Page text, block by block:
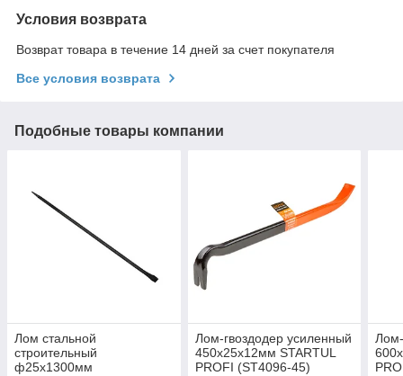
Условия возврата
Возврат товара в течение 14 дней за счет покупателя
Все условия возврата
Подобные товары компании
Лом стальной
строительный
ф25x1300мм
Лом-гвоздодер усиленный
450x25х12мм STARTUL
PROFI (ST4096-45)